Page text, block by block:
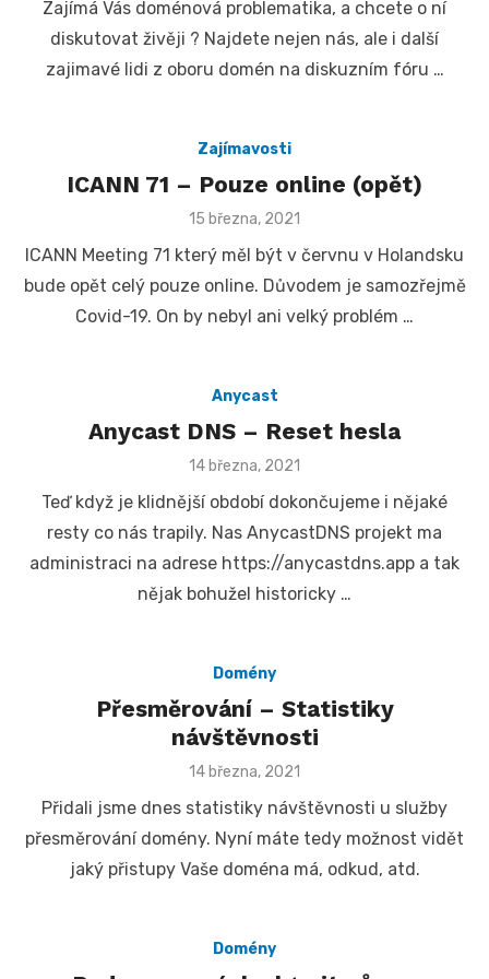
Zajímá Vás doménová problematika, a chcete o ní
diskutovat živěji ? Najdete nejen nás, ale i další
zajimavé lidi z oboru domén na diskuzním fóru …
Zajímavosti
ICANN 71 – Pouze online (opět)
Posted
15 března, 2021
ICANN Meeting 71 který měl být v červnu v Holandsku
bude opět celý pouze online. Důvodem je samozřejmě
Covid-19. On by nebyl ani velký problém …
Anycast
Anycast DNS – Reset hesla
Posted
14 března, 2021
Teď když je klidnější období dokončujeme i nějaké
resty co nás trapily. Nas AnycastDNS projekt ma
administraci na adrese https://anycastdns.app a tak
nějak bohužel historicky …
Domény
Přesměrování – Statistiky
návštěvnosti
Posted
14 března, 2021
Přidali jsme dnes statistiky návštěvnosti u služby
přesměrování domény. Nyní máte tedy možnost vidět
jaký přistupy Vaše doména má, odkud, atd.
Domény